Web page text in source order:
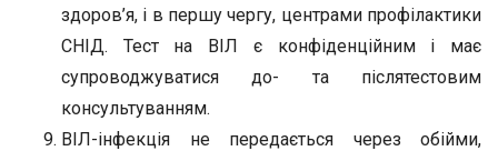
здоров’я, і в першу чергу, центрами профілактики
СНІД. Тест на ВІЛ є конфіденційним і має
супроводжуватися до- та післятестовим
консультуванням.
ВІЛ-інфекція не передається через обійми,